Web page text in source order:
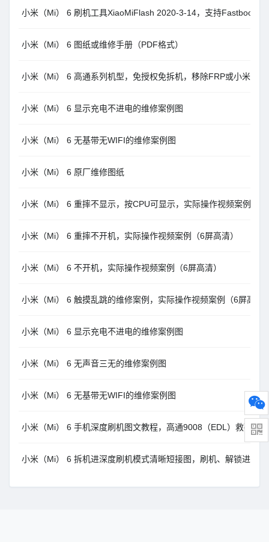
小米（Mi） 6 刷机工具XiaoMiFlash 2020-3-14，支持Fastboot、
小米（Mi） 6 图纸或维修手册（PDF格式）
小米（Mi） 6 高通系列机型，免授权免拆机，移除FRP或小米账
小米（Mi） 6 显示充电不进电的维修案例图
小米（Mi） 6 无基带无WIFI的维修案例图
小米（Mi） 6 原厂维修图纸
小米（Mi） 6 重摔不显示，按CPU可显示，实际操作视频案例（6
小米（Mi） 6 重摔不开机，实际操作视频案例（6屏高清）
小米（Mi） 6 不开机，实际操作视频案例（6屏高清）
小米（Mi） 6 触摸乱跳的维修案例，实际操作视频案例（6屏高清
小米（Mi） 6 显示充电不进电的维修案例图
小米（Mi） 6 无声音三无的维修案例图
小米（Mi） 6 无基带无WIFI的维修案例图
小米（Mi） 6 手机深度刷机图文教程，高通9008（EDL）救砖方法
小米（Mi） 6 拆机进深度刷机模式清晰短接图，刷机、解锁进高